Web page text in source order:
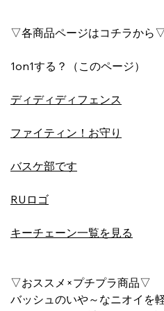
▽各商品ページはコチラから
1on1する？（このページ）
ディディディフェンス
ファイティン！お守り
バスケ部です
RUロゴ
キーチェーン一覧を見る
▽おススメ×プチプラ商品▽
バッシュのいや～なニオイを